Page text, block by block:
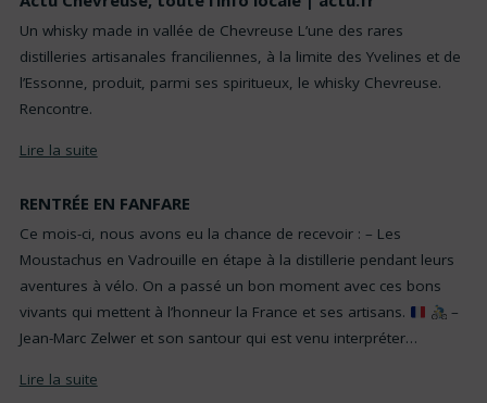
Un whisky made in vallée de Chevreuse L’une des rares
distilleries artisanales franciliennes, à la limite des Yvelines et de
l’Essonne, produit, parmi ses spiritueux, le whisky Chevreuse.
Rencontre.
Lire la suite
RENTRÉE EN FANFARE
Ce mois-ci, nous avons eu la chance de recevoir : – Les
Moustachus en Vadrouille en étape à la distillerie pendant leurs
aventures à vélo. On a passé un bon moment avec ces bons
vivants qui mettent à l’honneur la France et ses artisans.
–
Jean-Marc Zelwer et son santour qui est venu interpréter…
Lire la suite